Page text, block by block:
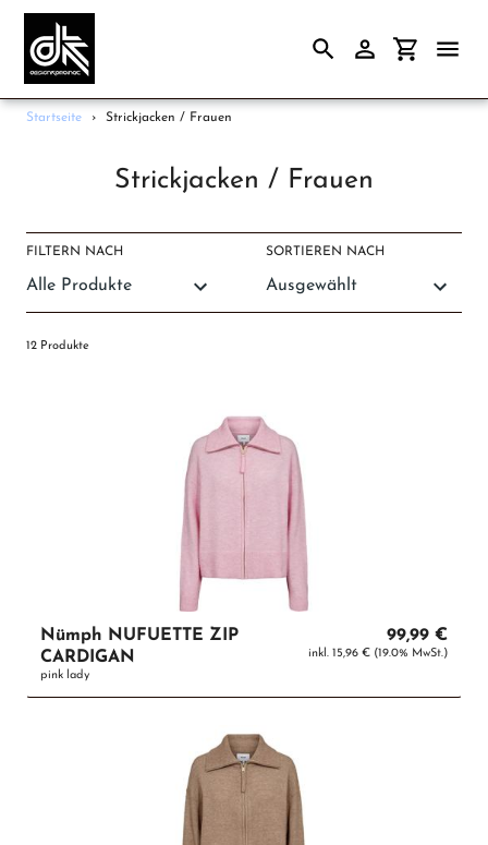
Direkt
SuchenEinloggen
Accessoires
Unsere Marken
Startseite › Strickjacken / Frauen
S
m
m
l
Strickjacken / Frauen
FILTERN NACH SORTIEREN NACH
12 Produkte
Nümph NUFUETTE ZIP
CARDIGAN
pink lady
99,99 €
inkl. 15,96 € (19.0% MwSt.)